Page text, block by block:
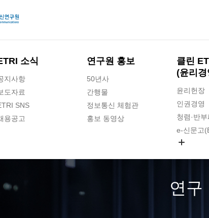
소식
지사항
도자료
SNS
용공고
연구원 홍보
50년사
간행물
정보통신 체험관
홍보 동영상
클린
(윤리경
윤리헌장
인권경영
청렴·반
e-신문고
고객의소리
수의계약
연구